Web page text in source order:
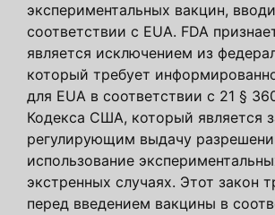
экспериментальных вакцин,
соответствии с EUA. FDA
является исключением из
который требует
для EUA в соответствии с 21 §
Кодекса США, который является
регулирующим выдачу
использование
экстренных случаях. Этот закон
перед введением вакцины в